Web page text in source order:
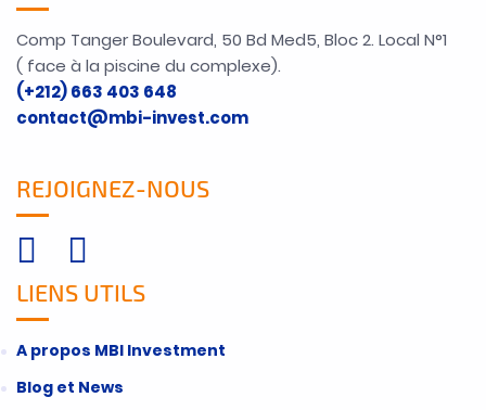
Comp Tanger Boulevard, 50 Bd Med5, Bloc 2. Local N°1
( face à la piscine du complexe).
(+212) 663 403 648
contact@mbi-invest.com
REJOIGNEZ-NOUS
LIENS UTILS
A propos MBI Investment
Blog et News